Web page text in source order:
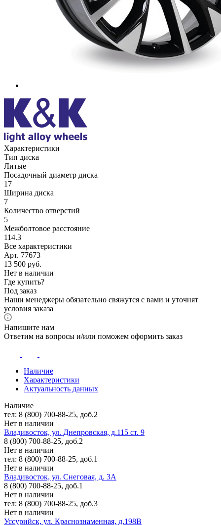
Характеристики
Тип диска
Литые
Посадочный диаметр диска
17
Ширина диска
7
Количество отверстий
5
Межболтовое расстояние
114.3
Все характеристики
Арт. 77673
13 500 руб.
Нет в наличии
Где купить?
Под заказ
Наши менеджеры обязательно свяжутся с вами и уточнят
условия заказа
Напишите нам
Ответим на вопросы и/или поможем оформить заказ
Наличие
Характеристики
Актуальность данных
Наличие
тел: 8 (800) 700-88-25, доб.2
Нет в наличии
Владивосток, ул. Днепровская, д.115 ст. 9
8 (800) 700-88-25, доб.2
Нет в наличии
тел: 8 (800) 700-88-25, доб.1
Нет в наличии
Владивосток, ул. Снеговая, д. 3А
8 (800) 700-88-25, доб.1
Нет в наличии
тел: 8 (800) 700-88-25, доб.3
Нет в наличии
Уссурийск, ул. Краснознаменная, д.198В